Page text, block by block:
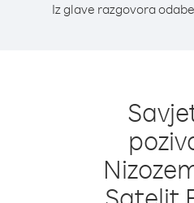
Iz glave razgovora